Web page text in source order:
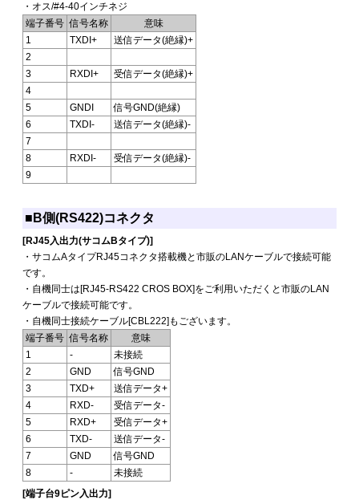
・オス/#4-40インチネジ
端子番号 信号名称
意味
1
TXDI+
送信データ(絶縁)+
2
3
RXDI+
受信データ(絶縁)+
4
5
GNDI
信号GND(絶縁)
6
TXDI-
送信データ(絶縁)-
7
8
RXDI-
受信データ(絶縁)-
9
■B側(RS422)コネクタ
[RJ45入出力(サコムBタイプ)]
・サコムAタイプRJ45コネクタ搭載機と市販のLANケーブルで接続可能
です。
・自機同士は[RJ45-RS422 CROS BOX]をご利用いただくと市販のLAN
ケーブルで接続可能です。
・自機同士接続ケーブル[CBL222]もございます。
端子番号 信号名称
意味
1
-
未接続
2
GND
信号GND
3
TXD+
送信データ+
4
RXD-
受信データ-
5
RXD+
受信データ+
6
TXD-
送信データ-
7
GND
信号GND
8
-
未接続
[端子台9ピン入出力]